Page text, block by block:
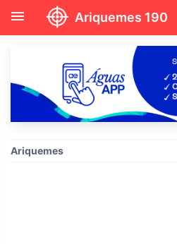
menu Ariquemes 190
Ariquemes